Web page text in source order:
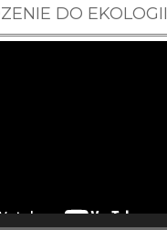
DO EKOLOGII